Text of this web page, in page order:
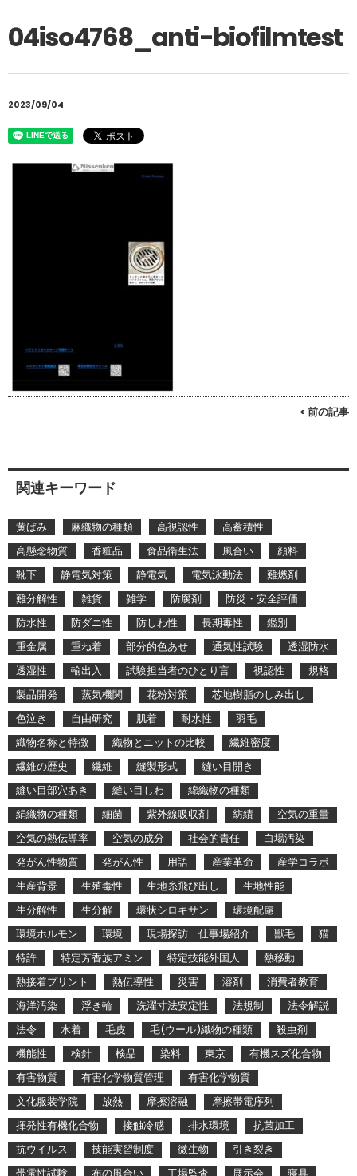
04iso4768_anti-biofilmtest
2023/09/04
< 前の記事
関連キーワード
黄ばみ 麻織物の種類 高視認性
高蓄積性
高懸念物質
香粧品 食品衛生法 風合い
顔料
靴下
静電気対策 静電気 電気泳動法
難燃剤
難分解性
雑貨 雑学 防腐剤
防災・安全評価
防水性
防ダニ性 防しわ性 長期毒性
鑑別
重金属
重ね着 部分的色あせ 通気性試験
透湿防水
透湿性
輸出入 試験担当者のひとり言 視認性
規格
製品開発
蒸気機関 花粉対策
芯地樹脂のしみ出し
色泣き
自由研究 肌着 耐水性
羽毛
織物名称と特徴
織物とニットの比較
繊維密度
繊維の歴史
繊維 縫製形式
縫い目開き
縫い目部穴あき
縫い目しわ
綿織物の種類
絹織物の種類
細菌 紫外線吸収剤 紡績
空気の重量
空気の熱伝導率
空気の成分 社会的責任
白場汚染
発がん性物質
発がん性 用語 産業革命
産学コラボ
生産背景
生殖毒性 生地糸飛び出し
生地性能
生分解性
生分解 環状シロキサン
環境配慮
環境ホルモン
環境 現場探訪 仕事場紹介 獣毛
猫
特許
特定芳香族アミン 特定技能外国人
熱移動
熱接着プリント
熱伝導性 災害 溶剤
消費者教育
海洋汚染
浮き輪 洗濯寸法安定性 法規制
法令解説
法令
水着 毛皮 毛(ウール)織物の種類
殺虫剤
機能性
検針 検品 染料 東京
有機スズ化合物
有害物質
有害化学物質管理
有害化学物質
文化服装学院
放熱 摩擦溶融
摩擦帯電序列
揮発性有機化合物
接触冷感 排水環境
抗菌加工
抗ウイルス
技能実習制度 微生物
引き裂き